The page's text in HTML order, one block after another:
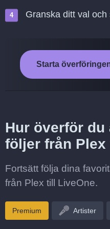
Granska ditt val
Starta
Hur överför
följer från
Fortsätt följa dina
från Plex till LiveOne.
Premium Artister